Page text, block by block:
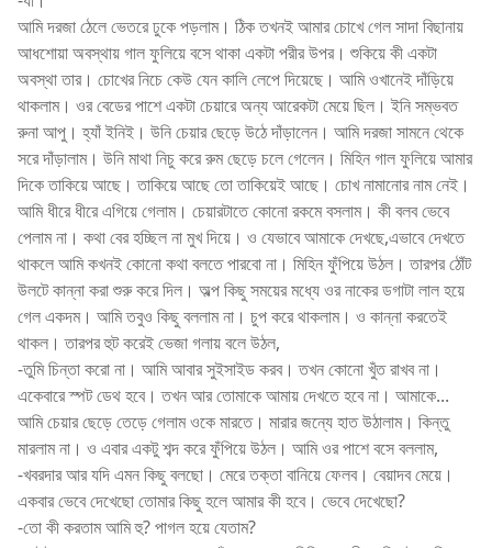
আমি দরজা ঠেলে ভেতরে ঢুকে পড়লাম। ঠিক তখনই আমার চোখে গেল সাদা বিছানায়
আধশোয়া অবস্থায় গাল ফুলিয়ে বসে থাকা একটা পরীর উপর। শুকিয়ে কী একটা
অবস্থা তার। চোখের নিচে কেউ যেন কালি লেপে দিয়েছে। আমি ওখানেই দাঁড়িয়ে
থাকলাম। ওর বেডের পাশে একটা চেয়ারে অন্য আরেকটা মেয়ে ছিল। ইনি সম্ভবত
রুনা আপু। হ্যাঁ ইনিই। উনি চেয়ার ছেড়ে উঠে দাঁড়ালেন। আমি দরজা সামনে থেকে
সরে দাঁড়ালাম। উনি মাথা নিচু করে রুম ছেড়ে চলে গেলেন। মিহিন গাল ফুলিয়ে আমার
দিকে তাকিয়ে আছে। তাকিয়ে আছে তো তাকিয়েই আছে। চোখ নামানোর নাম নেই।
আমি ধীরে ধীরে এগিয়ে গেলাম। চেয়ারটাতে কোনো রকমে বসলাম। কী বলব ভেবে
পেলাম না। কথা বের হচ্ছিল না মুখ দিয়ে। ও যেভাবে আমাকে দেখছে,এভাবে দেখতে
থাকলে আমি কখনই কোনো কথা বলতে পারবো না। মিহিন ফুঁপিয়ে উঠল। তারপর ঠোঁট
উলটে কান্না করা শুরু করে দিল। অল্প কিছু সময়ের মধ্যে ওর নাকের ডগাটা লাল হয়ে
গেল একদম। আমি তবুও কিছু বললাম না। চুপ করে থাকলাম। ও কান্না করতেই
থাকল। তারপর হুট করেই ভেজা গলায় বলে উঠল,
-তুমি চিন্তা করো না। আমি আবার সুইসাইড করব। তখন কোনো খুঁত রাখব না।
একেবারে স্পট ডেথ হবে। তখন আর তোমাকে আমায় দেখতে হবে না। আমাকে...
আমি চেয়ার ছেড়ে তেড়ে গেলাম ওকে মারতে। মারার জন্যে হাত উঠালাম। কিন্তু
মারলাম না। ও এবার একটু শব্দ করে ফুঁপিয়ে উঠল। আমি ওর পাশে বসে বললাম,
-খবরদার আর যদি এমন কিছু বলছো। মেরে তক্তা বানিয়ে ফেলব। বেয়াদব মেয়ে।
একবার ভেবে দেখেছো তোমার কিছু হলে আমার কী হবে। ভেবে দেখেছো?
-তো কী করতাম আমি হু? পাগল হয়ে যেতাম?